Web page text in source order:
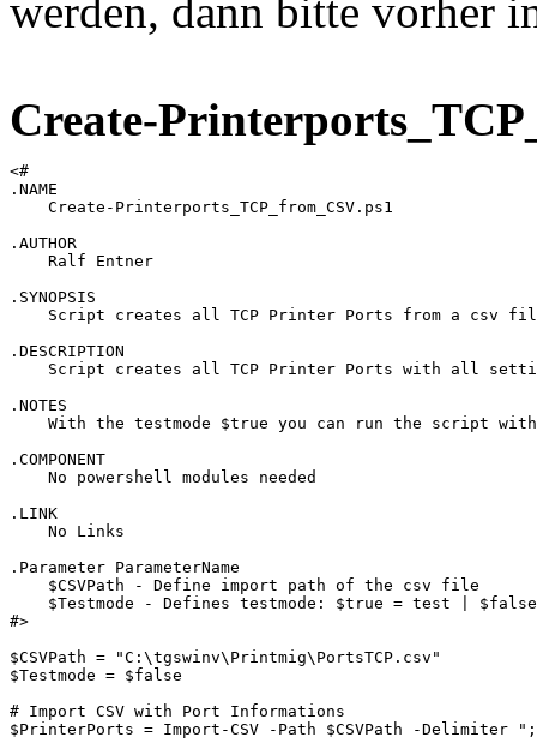
werden, dann bitte vorher
Create-
<#
.NAME
    Create-Printerports_TCP_from_CSV.ps1
.AUTHOR
    Ralf Entner
.SYNOPSIS
Script creates all TCP Printer Ports from a csv
.DESCRIPTION
Script creates all TCP Printer Ports with all
.NOTES
With the testmode $true you can run the script
.COMPONENT
    No powershell modules needed
.LINK
    No Links
.Parameter ParameterName
    $CSVPath - Define import path of the csv file
$Testmode - Defines testmode: $true = test |
#>
$CSVPath = "C:\tgswinv\Printmig\PortsTCP.csv"
$Testmode = $false
# Import CSV with Port Informations
$PrinterPorts = Import-CSV -Path $CSVPath -Delimiter